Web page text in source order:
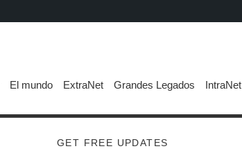
El mundo ExtraNet Grandes Legados
IntraNet
GET FREE UPDATES